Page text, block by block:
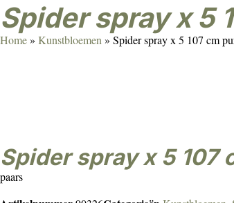
Spider spray x 5
Home» Kunstbloemen » Spider spray x 5 107 cm
Spider spray x 5 107
paars